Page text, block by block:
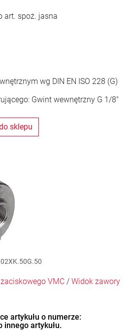
art. spoż. jasna
wg DIN EN ISO 228 (G)
Gwint wewnętrzny G 1/8"
sklepu
VMC / Widok zawory
artykułu o numerze:
innego artykułu.